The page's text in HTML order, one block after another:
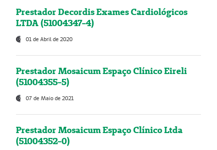
Prestador Decordis Exames Cardiológicos
LTDA (51004347-4)
01 de Abril de 2020
Prestador Mosaicum Espaço Clínico Eireli
(51004355-5)
07 de Maio de 2021
Prestador Mosaicum Espaço Clínico Ltda
(51004352-0)